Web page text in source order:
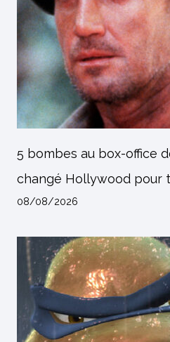
5 bombes au box-office
changé Hollywood pour
08/08/2026